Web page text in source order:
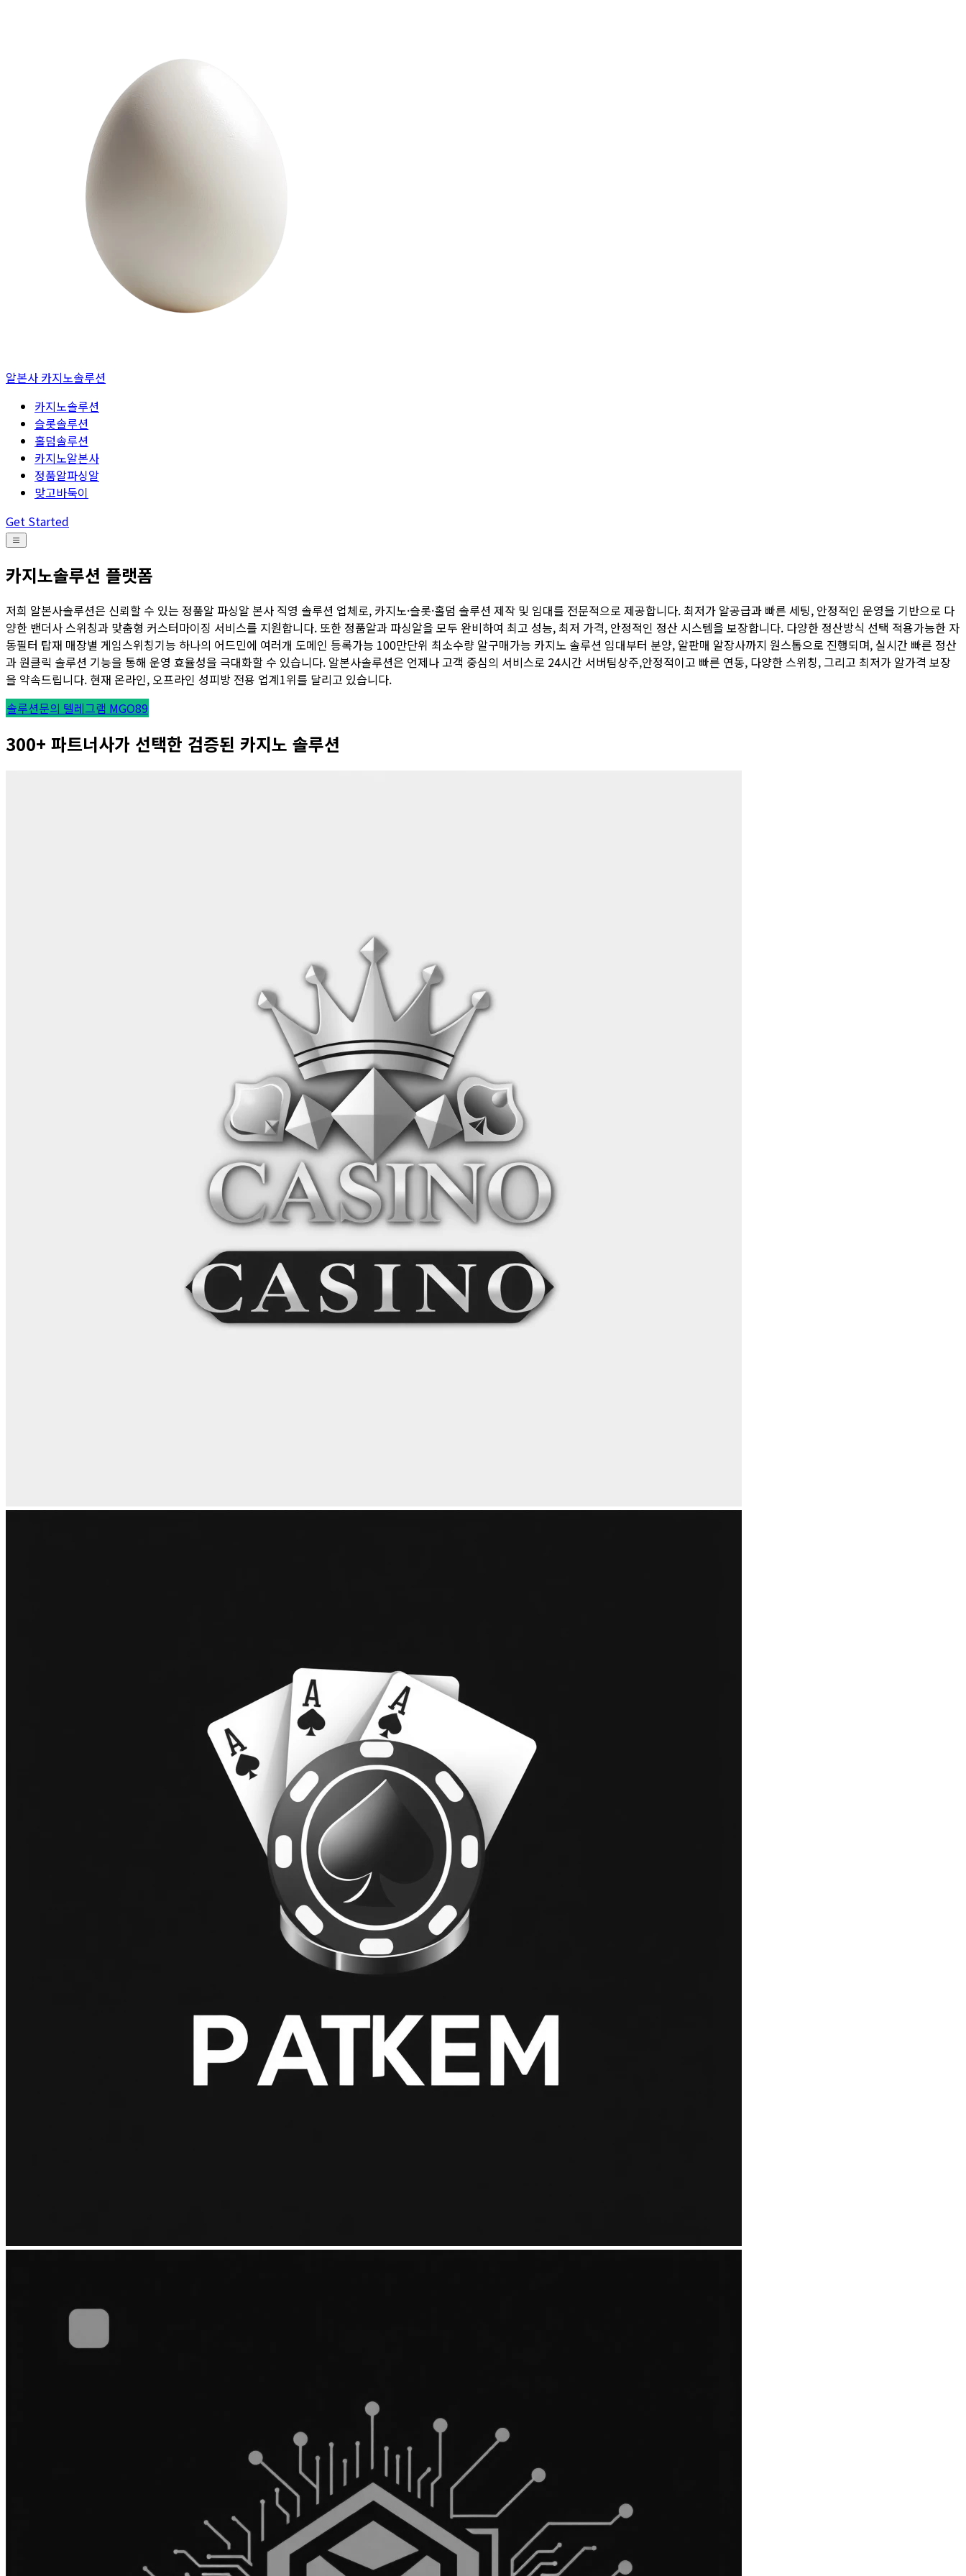
알본사 카지노솔루션
카지노솔루션
슬롯솔루션
홀덤솔루션
카지노알본사
정품알파싱알
맞고바둑이
Get Started
카지노솔루션 플랫폼
저희 알본사솔루션은 신뢰할 수 있는 정품알 파싱알 본사 직영 솔루션 업체로, 카지노·슬롯·홀덤 솔루션 제작 및 임대를 전문적으로 제공합니다. 최저가 알공급과 빠른 세팅, 안정적인 운영을 기반으로 다
양한 밴더사 스위칭과 맞춤형 커스터마이징 서비스를 지원합니다. 또한 정품알과 파싱알을 모두 완비하여 최고 성능, 최저 가격, 안정적인 정산 시스템을 보장합니다. 다양한 정산방식 선택 적용가능한 자
동필터 탑재 매장별 게임스위칭기능 하나의 어드민에 여러개 도메인 등록가능 100만단위 최소수량 알구매가능 카지노 솔루션 임대부터 분양, 알판매 알장사까지 원스톱으로 진행되며, 실시간 빠른 정산
과 원클릭 솔루션 기능을 통해 운영 효율성을 극대화할 수 있습니다. 알본사솔루션은 언제나 고객 중심의 서비스로 24시간 서버팀상주,안정적이고 빠른 연동, 다양한 스위칭, 그리고 최저가 알가격 보장
을 약속드립니다. 현재 온라인, 오프라인 성피방 전용 업계1위를 달리고 있습니다.
솔루션문의 텔레그램 MGO89
300+ 파트너사가 선택한 검증된 카지노 솔루션